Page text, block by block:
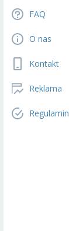
FAQ
O nas
Kontakt
Reklama
Regulamin